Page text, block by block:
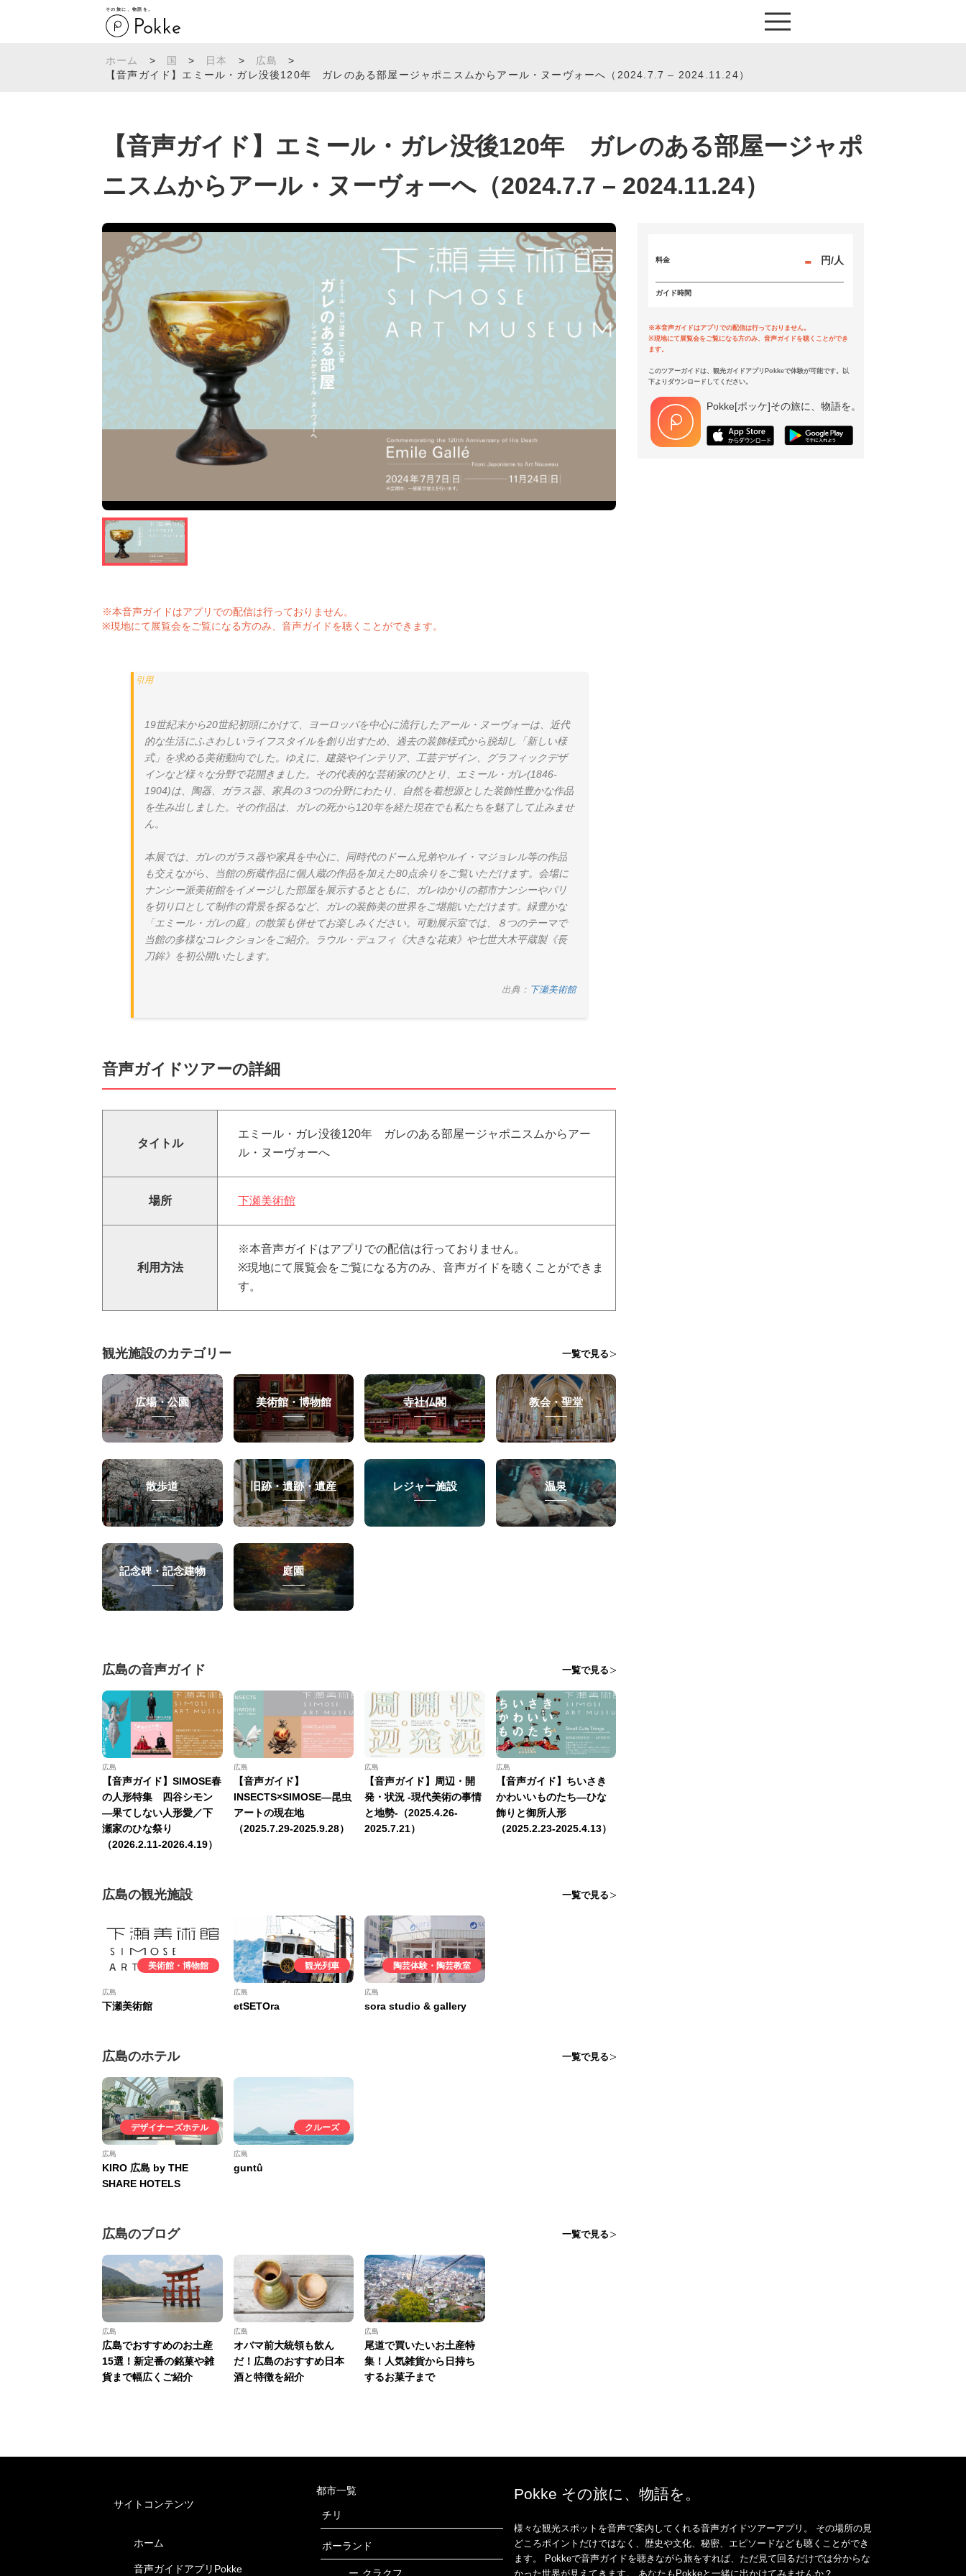
その旅に、物語を。
ホーム > 国 > 日本 > 広島
>
【音声ガイド】エミール・ガレ没後120年 ガレのある部屋ージャポニスムからアール・ヌーヴォーへ（2024.7.7 – 2024.11.24）
【音声ガイド】エミール・ガレ没後120年 ガレのある部屋ージャポ
ニスムからアール・ヌーヴォーへ（2024.7.7 – 2024.11.24）
料金 - 円/人
ガイド時間
※本音声ガイドはアプリでの配信は行っておりません。
※現地にて展覧会をご覧になる方のみ、音声ガイドを聴くことができ
ます。
このツアーガイドは、観光ガイドアプリPokkeで体験が可能です。以
下よりダウンロードしてください。
Pokke[ポッケ]その旅に、物語を。
※本音声ガイドはアプリでの配信は行っておりません。
※現地にて展覧会をご覧になる方のみ、音声ガイドを聴くことができます。
19世紀末から20世紀初頭にかけて、ヨーロッパを中心に流行したアール・ヌーヴォーは、近代
的な生活にふさわしいライフスタイルを創り出すため、過去の装飾様式から脱却し「新しい様
式」を求める美術動向でした。ゆえに、建築やインテリア、工芸デザイン、グラフィックデザ
インなど様々な分野で花開きました。その代表的な芸術家のひとり、エミール・ガレ(1846-
1904)は、陶器、ガラス器、家具の３つの分野にわたり、自然を着想源とした装飾性豊かな作品
を生み出しました。その作品は、ガレの死から120年を経た現在でも私たちを魅了して止みませ
ん。
本展では、ガレのガラス器や家具を中心に、同時代のドーム兄弟やルイ・マジョレル等の作品
も交えながら、当館の所蔵作品に個人蔵の作品を加えた80点余りをご覧いただけます。会場に
ナンシー派美術館をイメージした部屋を展示するとともに、ガレゆかりの都市ナンシーやパリ
を切り口として制作の背景を探るなど、ガレの装飾美の世界をご堪能いただけます。緑豊かな
「エミール・ガレの庭」の散策も併せてお楽しみください。可動展示室では、８つのテーマで
当館の多様なコレクションをご紹介。ラウル・デュフィ《大きな花束》や七世大木平蔵製《長
刀鉾》を初公開いたします。
出典： 下瀬美術館
音声ガイドツアーの詳細
タイトル
エミール・ガレ没後120年 ガレのある部屋ージャポニスムからアー
ル・ヌーヴォーへ
場所 下瀬美術館
利用方法
※本音声ガイドはアプリでの配信は行っておりません。
※現地にて展覧会をご覧になる方のみ、音声ガイドを聴くことができま
す。
観光施設のカテゴリー 一覧で見る
広場・公園 美術館・博物館 寺社仏閣 教会・聖堂
散歩道 旧跡・遺跡・遺産 レジャー施設 温泉
記念碑・記念建物 庭園
広島の音声ガイド 一覧で見る
広島
【音声ガイド】SIMOSE春
の人形特集 四谷シモン
—果てしない人形愛／下
瀬家のひな祭り
（2026.2.11-2026.4.19）
広島
【音声ガイド】
INSECTS×SIMOSE—昆虫
アートの現在地
（2025.7.29-2025.9.28）
広島
【音声ガイド】周辺・開
発・状況 -現代美術の事情
と地勢-（2025.4.26-
2025.7.21）
広島
【音声ガイド】ちいさき
かわいいものたち―ひな
飾りと御所人形
（2025.2.23-2025.4.13）
広島の観光施設 一覧で見る
美術館・博物館
広島
下瀬美術館
観光列車
広島
etSETOra
陶芸体験・陶芸教室
広島
sora studio & gallery
広島のホテル 一覧で見る
デザイナーズホテル
広島
KIRO 広島 by THE
SHARE HOTELS
クルーズ
広島
guntû
広島のブログ 一覧で見る
広島
広島でおすすめのお土産
15選！新定番の銘菓や雑
貨まで幅広くご紹介
広島
オバマ前大統領も飲ん
だ！広島のおすすめ日本
酒と特徴を紹介
広島
尾道で買いたいお土産特
集！人気雑貨から日持ち
するお菓子まで
サイトコンテンツ
ホーム
音声ガイドアプリPokke
都市一覧
チリ
ポーランド
ー クラクフ
Pokke その旅に、物語を。
様々な観光スポットを音声で案内してくれる音声ガイドツアーアプリ。 その場所の見
どころポイントだけではなく、歴史や文化、秘密、エピソードなども聴くことができ
ます。 Pokkeで音声ガイドを聴きながら旅をすれば、ただ見て回るだけでは分からな
かった世界が見えてきます。 あなたもPokkeと一緒に出かけてみませんか？